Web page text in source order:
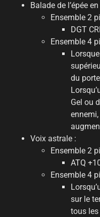
Balade de l’épée
Ensemble 2
DGT
Ensemble 4
du
Gel ou
Voix astrale :
Ensemble 2
ATQ
Ensemble 4
sur le
tous les